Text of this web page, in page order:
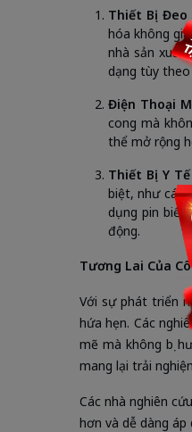
Thiết Bị Đeo
hóa không
nhà sản xuất
dạng tùy
Điện Thoại
cong mà
thể mở rộng
Thiết Bị Y
biệt, như các
dụng pin
động.
Tương Lai Của
Với sự phát triển
hứa hẹn. Các
mẽ mà không bị
mang lại trải
Các nhà nghiên
hơn và dễ dàng